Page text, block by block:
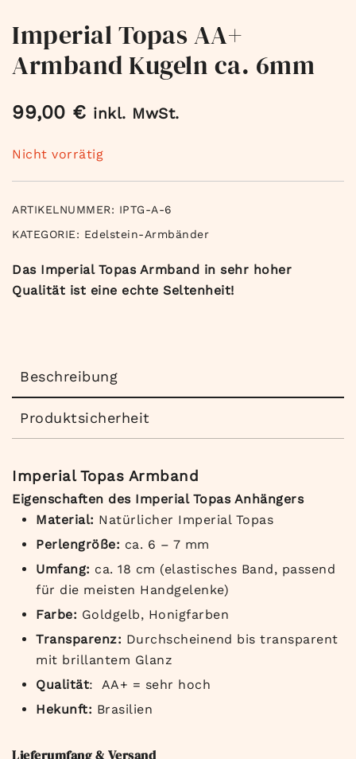
Imperial Topas AA+
Armband Kugeln ca. 6mm
99,00 € inkl. MwSt.
Nicht vorrätig
ARTIKELNUMMER: IPTG-A-6
KATEGORIE: Edelstein-Armbänder
Das Imperial Topas Armband in sehr hoher
Qualität ist eine echte Seltenheit!
Beschreibung
Produktsicherheit
Imperial Topas Armband
Eigenschaften des Imperial Topas Anhängers
Material: Natürlicher Imperial Topas
Perlengröße: ca. 6 – 7 mm
Umfang: ca. 18 cm (elastisches Band, passend
für die meisten Handgelenke)
Farbe: Goldgelb, Honigfarben
Transparenz: Durchscheinend bis transparent
mit brillantem Glanz
Qualität: AA+ = sehr hoch
Hekunft: Brasilien
Lieferumfang & Versand